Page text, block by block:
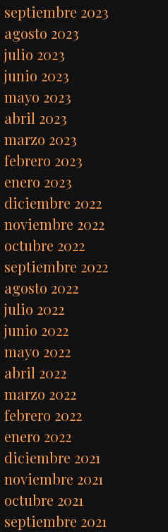
septiembre 2023
agosto 2023
julio 2023
junio 2023
mayo 2023
abril 2023
marzo 2023
febrero 2023
enero 2023
diciembre 2022
noviembre 2022
octubre 2022
septiembre 2022
agosto 2022
julio 2022
junio 2022
mayo 2022
abril 2022
marzo 2022
febrero 2022
enero 2022
diciembre 2021
noviembre 2021
octubre 2021
septiembre 2021